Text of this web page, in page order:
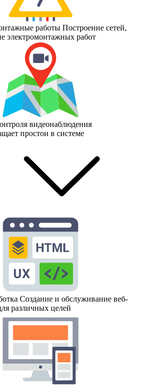
работы Построение сетей,
электромонтажных работ
видеонаблюдения
простои в системе
Создание и обслуживание веб-
различных целей